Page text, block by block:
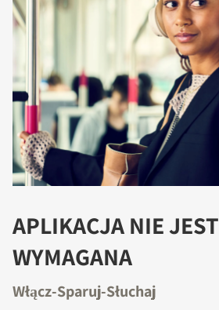
APLIKACJA NIE JEST
WYMAGANA
Włącz-Sparuj-Słuchaj